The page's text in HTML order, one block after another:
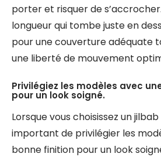
porter et risquer de
longueur qui tombe juste en
pour une couverture adéquate
une liberté de mouvement
Privilégiez les modèles avec
pour un look soigné.
Lorsque vous choisissez un
important de privilégier les
bonne finition pour un look